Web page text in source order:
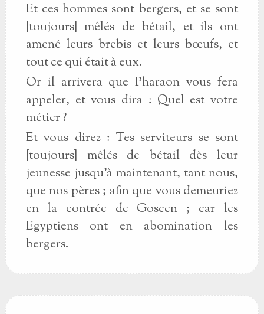
Et ces hommes sont bergers, et se sont
[toujours] mêlés de bétail, et ils ont
amené leurs brebis et leurs bœufs, et
tout ce qui était à eux.
Or il arrivera que Pharaon vous fera
appeler, et vous dira : Quel est votre
métier ?
Et vous direz : Tes serviteurs se sont
[toujours] mêlés de bétail dès leur
jeunesse jusqu’à maintenant, tant nous,
que nos pères ; afin que vous demeuriez
en la contrée de Goscen ; car les
Egyptiens ont en abomination les
bergers.